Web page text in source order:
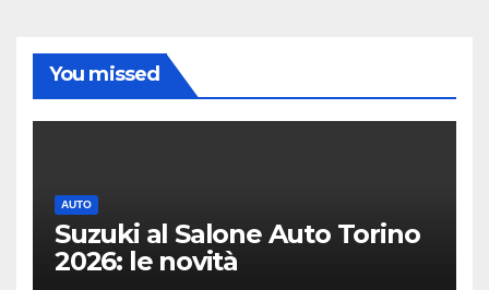
You missed
AUTO
Suzuki al Salone Auto Torino
2026: le novità